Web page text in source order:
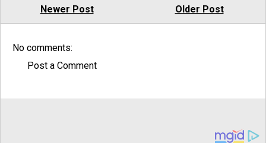
Newer Post Older Post
No comments:
Post a Comment